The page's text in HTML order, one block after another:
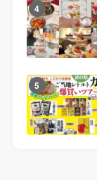
4
5